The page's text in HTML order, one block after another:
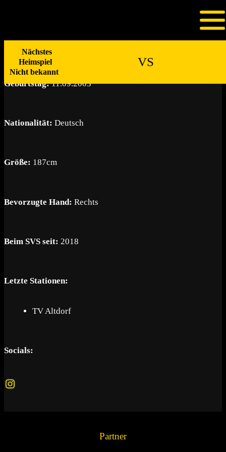
Nächstes
Heimspiel
Nicht bekannt
VS
Lennart Minkwitz
Geburtstag:11.09.2003
Nationalität: Deutsch
Größe: 187cm
Bevorzugte Hand: Rechts
Beim SVS seit: 2018
Letzte Stationen:
TV Altdorf
Socials:
Instagram
Partner